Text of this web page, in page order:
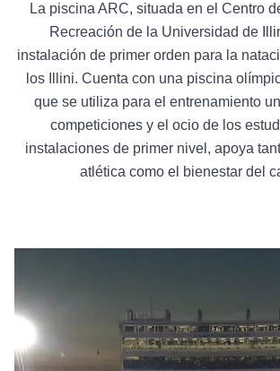
La piscina ARC, situada en el Centro
Recreación de la Universidad de
instalación de primer orden para la
los Illini. Cuenta con una piscina
que se utiliza para el entrenamiento
competiciones y el ocio de los
instalaciones de primer nivel, apoya
atlética como el bienestar del